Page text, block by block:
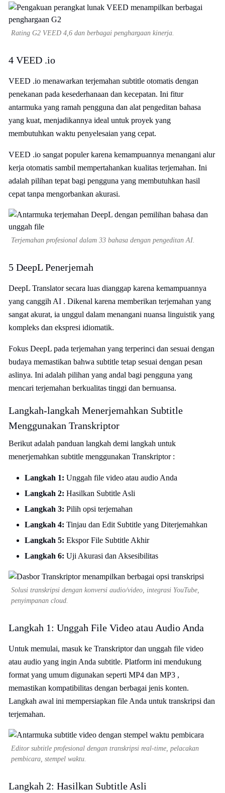
Rating G2 VEED 4,6 dan berbagai penghargaan kinerja.
4 VEED .io
VEED .io menawarkan terjemahan subtitle otomatis dengan
penekanan pada kesederhanaan dan kecepatan. Ini fitur
antarmuka yang ramah pengguna dan alat pengeditan bahasa
yang kuat, menjadikannya ideal untuk proyek yang
membutuhkan waktu penyelesaian yang cepat.
VEED .io sangat populer karena kemampuannya menangani alur
kerja otomatis sambil mempertahankan kualitas terjemahan. Ini
adalah pilihan tepat bagi pengguna yang membutuhkan hasil
cepat tanpa mengorbankan akurasi.
Terjemahan profesional dalam 33 bahasa dengan pengeditan AI.
5 DeepL Penerjemah
DeepL Translator secara luas dianggap karena kemampuannya
yang canggih AI . Dikenal karena memberikan terjemahan yang
sangat akurat, ia unggul dalam menangani nuansa linguistik yang
kompleks dan ekspresi idiomatik.
Fokus DeepL pada terjemahan yang terperinci dan sesuai dengan
budaya memastikan bahwa subtitle tetap sesuai dengan pesan
aslinya. Ini adalah pilihan yang andal bagi pengguna yang
mencari terjemahan berkualitas tinggi dan bernuansa.
Langkah-langkah Menerjemahkan Subtitle
Menggunakan Transkriptor
Berikut adalah panduan langkah demi langkah untuk
menerjemahkan subtitle menggunakan Transkriptor :
Langkah 1: Unggah file video atau audio Anda
Langkah 2: Hasilkan Subtitle Asli
Langkah 3: Pilih opsi terjemahan
Langkah 4: Tinjau dan Edit Subtitle yang Diterjemahkan
Langkah 5: Ekspor File Subtitle Akhir
Langkah 6: Uji Akurasi dan Aksesibilitas
Solusi transkripsi dengan konversi audio/video, integrasi YouTube,
penyimpanan cloud.
Langkah 1: Unggah File Video atau Audio Anda
Untuk memulai, masuk ke Transkriptor dan unggah file video
atau audio yang ingin Anda subtitle. Platform ini mendukung
format yang umum digunakan seperti MP4 dan MP3 ,
memastikan kompatibilitas dengan berbagai jenis konten.
Langkah awal ini mempersiapkan file Anda untuk transkripsi dan
terjemahan.
Editor subtitle profesional dengan transkripsi real-time, pelacakan
pembicara, stempel waktu.
Langkah 2: Hasilkan Subtitle Asli